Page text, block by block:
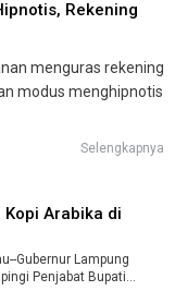
Rekening
menguras rekening
modus menghipnotis
Selengkapnya
Arabika di
Gubernur Lampung
Penjabat Bupati